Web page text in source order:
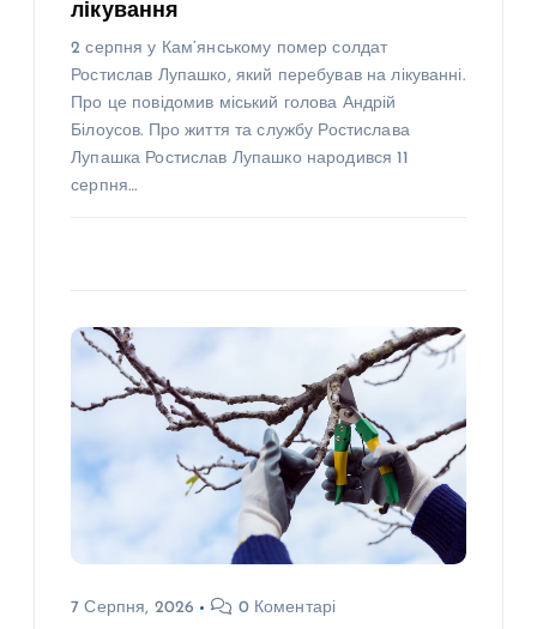
лікування
2 серпня у Кам’янському помер солдат
Ростислав Лупашко, який перебував на лікуванні.
Про це повідомив міський голова Андрій
Білоусов. Про життя та службу Ростислава
Лупашка Ростислав Лупашко народився 11
серпня…
7 Серпня, 2026 0 Коментарі